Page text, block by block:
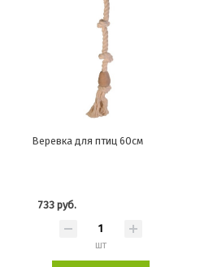
Веревка для птиц 60см
733 руб.
шт